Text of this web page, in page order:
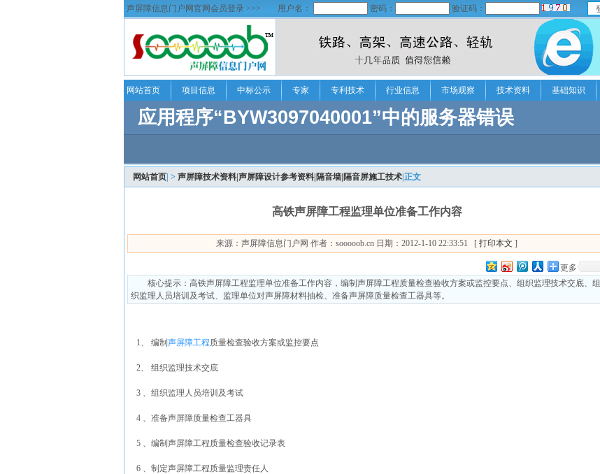
声屏障信息门户网官网会员登录 >>> 用户名： 密码： 验证码：
网站首页 项目信息 中标公示 专家 专利技术 行业信息 市场观察 技术资料 基础知识
网站首页 | > 声屏障技术资料|声屏障设计参考资料|隔音墙|隔音屏施工技术 |正文
高铁声屏障工程监理单位准备工作内容
来源：声屏障信息门户网 作者：sooooob.cn 日期：2012-1-10 22:33:51 [ 打印本文 ]
更多
核心提示：高铁声屏障工程监理单位准备工作内容，编制声屏障工程质量检查验收方案或监控要点、组织监理技术交底、组
织监理人员培训及考试、监理单位对声屏障材料抽检、准备声屏障质量检查工器具等。
1、 编制声屏障工程 质量检查验收方案或监控要点
2、 组织监理技术交底
3 、组织监理人员培训及考试
4 、准备声屏障质量检查工器具
5 、编制声屏障工程质量检查验收记录表
6 、制定声屏障工程质量监理责任人